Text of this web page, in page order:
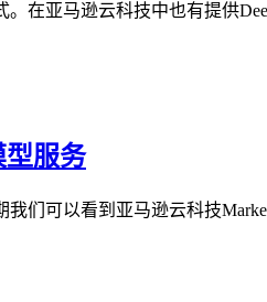
在亚马逊云科技中也有提供
型服务
们可以看到亚马逊云科技